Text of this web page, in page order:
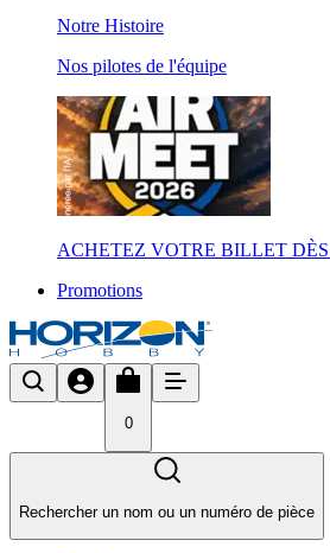
Notre Histoire
Nos pilotes de l'équipe
ACHETEZ VOTRE BILLET
Promotions
0
Rechercher un nom ou un numéro de pièce